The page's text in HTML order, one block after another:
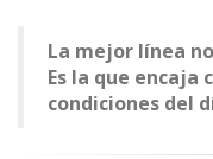
La mejor línea
Es la que encaja
condiciones del